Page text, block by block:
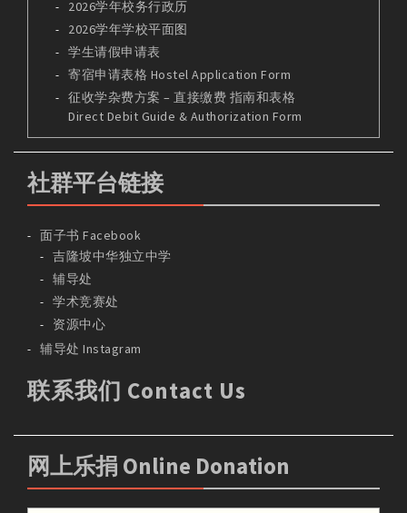
2026学年校务行政历
2026学年学校平面图
学生请假申请表
寄宿申请表格 Hostel Application Form
征收学杂费方案 – 直接缴费 指南和表格
Direct Debit Guide & Authorization Form
社群平台链接
面子书 Facebook
吉隆坡中华独立中学
辅导处
学术竞赛处
资源中心
辅导处 Instagram
联系我们 Contact Us
网上乐捐 Online Donation